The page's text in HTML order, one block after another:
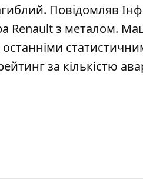
Повідомляв
Renault з металом.
за кількістю